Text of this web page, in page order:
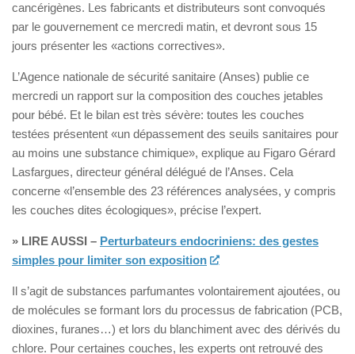
cancérigènes. Les fabricants et distributeurs sont convoqués
par le gouvernement ce mercredi matin, et devront sous 15
jours présenter les «actions correctives».
L’Agence nationale de sécurité sanitaire (Anses) publie ce
mercredi un rapport sur la composition des couches jetables
pour bébé. Et le bilan est très sévère: toutes les couches
testées présentent «un dépassement des seuils sanitaires pour
au moins une substance chimique», explique au Figaro Gérard
Lasfargues, directeur général délégué de l’Anses. Cela
concerne «l’ensemble des 23 références analysées, y compris
les couches dites écologiques», précise l’expert.
» LIRE AUSSI – Perturbateurs endocriniens: des gestes
simples pour limiter son exposition
Il s’agit de substances parfumantes volontairement ajoutées, ou
de molécules se formant lors du processus de fabrication (PCB,
dioxines, furanes…) et lors du blanchiment avec des dérivés du
chlore. Pour certaines couches, les experts ont retrouvé des